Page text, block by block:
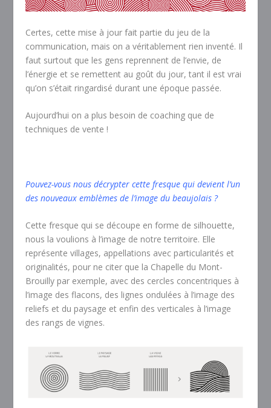
Certes, cette mise à jour fait partie du jeu de la
communication, mais on a véritablement rien inventé. Il
faut surtout que les gens reprennent de l’envie, de
l’énergie et se remettent au goût du jour, tant il est vrai
qu’on s’était ringardisé durant une époque passée.
Aujourd’hui on a plus besoin de coaching que de
techniques de vente !
Pouvez-vous nous décrypter cette fresque qui devient l’un
des nouveaux emblèmes de l’image du beaujolais ?
Cette fresque qui se découpe en forme de silhouette,
nous la voulions à l’image de notre territoire. Elle
représente villages, appellations avec particularités et
originalités, pour ne citer que la Chapelle du Mont-
Brouilly par exemple, avec des cercles concentriques à
l’image des flacons, des lignes ondulées à l’image des
reliefs et du paysage et enfin des verticales à l’image
des rangs de vignes.